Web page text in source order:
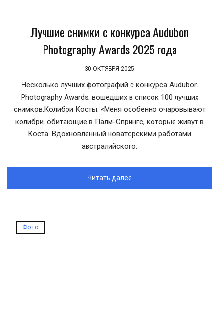
Лучшие снимки с конкурса Audubon
Photography Awards 2025 года
30 ОКТЯБРЯ 2025
Несколько лучших фотографий с конкурса Audubon
Photography Awards, вошедших в список 100 лучших
снимков.Колибри Косты. «Меня особенно очаровывают
колибри, обитающие в Палм-Спрингс, которые живут в
Коста. Вдохновленный новаторскими работами
австралийского.
Читать далее
Фото